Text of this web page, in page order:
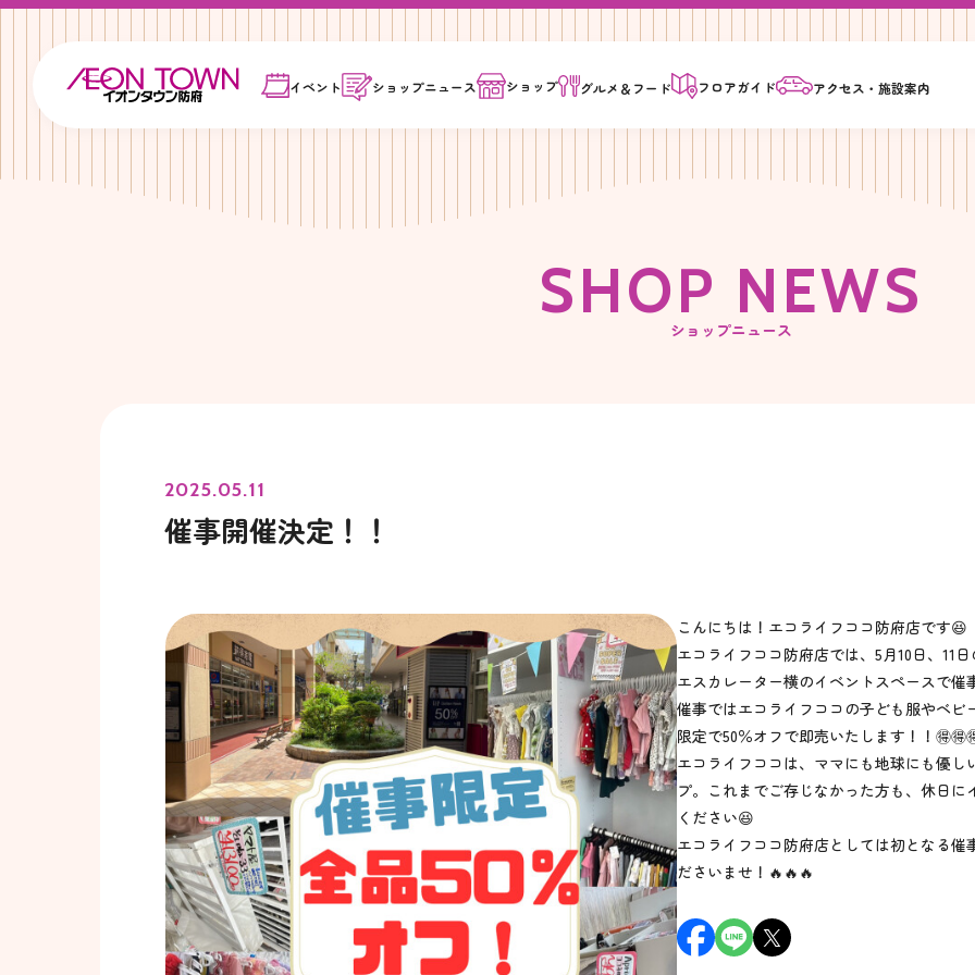
イベント ショップニュース ショップ グルメ＆ フード フロアガイド アクセス・施設案内
SHOP NEWS
ショップニュース
2025.05.11
催事開催決定！！
こんにちは！エコライフココ防府店です😆
エコライフココ防府店では、5月10日、11
エスカレーター横のイベントスペースで催
催事ではエコライフココの子ども服やベ
限定で50％オフで即売いたします！！
エコライフココは、ママにも地球にも優
プ。これまでご存じなかった方も、休日
ください😆
エコライフココ防府店としては初となる
ださいませ！🔥🔥🔥